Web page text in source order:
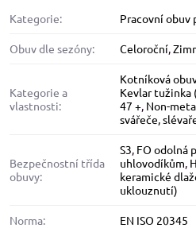
Kategorie: Pracovní obuv
Obuv dle sezóny: Celoroční,
Kategorie a
vlastnosti:
Kotníková
Kevlar tužinka
47 +, Non-
svářeče,
Bezpečnostní třída
obuvy:
S3, FO odolná
uhlovodíkům,
keramické
uklouznutí)
Norma: EN ISO 20345